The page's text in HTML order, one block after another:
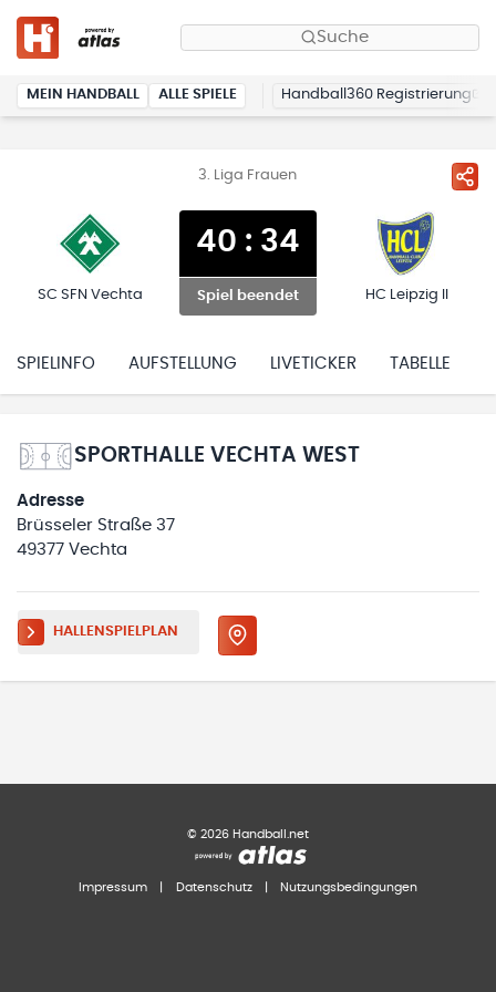
Suche
MEIN HANDBALL ALLE SPIELE Handball360 Registrierung
3. Liga Frauen
SC SFN Vechta
40 : 34
Spiel beendet HC Leipzig II
SPIELINFO AUFSTELLUNG LIVETICKER TABELLE
SPORTHALLE VECHTA WEST
Adresse
Brüsseler Straße 37
49377 Vechta
HALLENSPIELPLAN
© 2026 Handball.net
Impressum Datenschutz Nutzungsbedingungen